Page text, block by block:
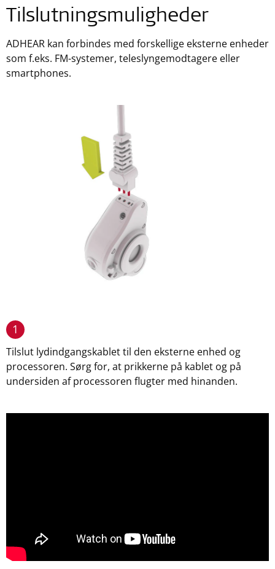
Tilslutningsmuligheder
ADHEAR kan forbindes med forskellige eksterne enheder
som f.eks. FM-systemer, teleslyngemodtagere eller
smartphones.
1
Tilslut lydindgangskablet til den eksterne enhed og
processoren. Sørg for, at prikkerne på kablet og på
undersiden af processoren flugter med hinanden.